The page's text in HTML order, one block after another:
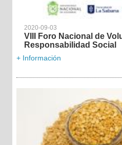
2020-09-03
VIII Foro Nacional de
Responsabilidad Social
+ Información